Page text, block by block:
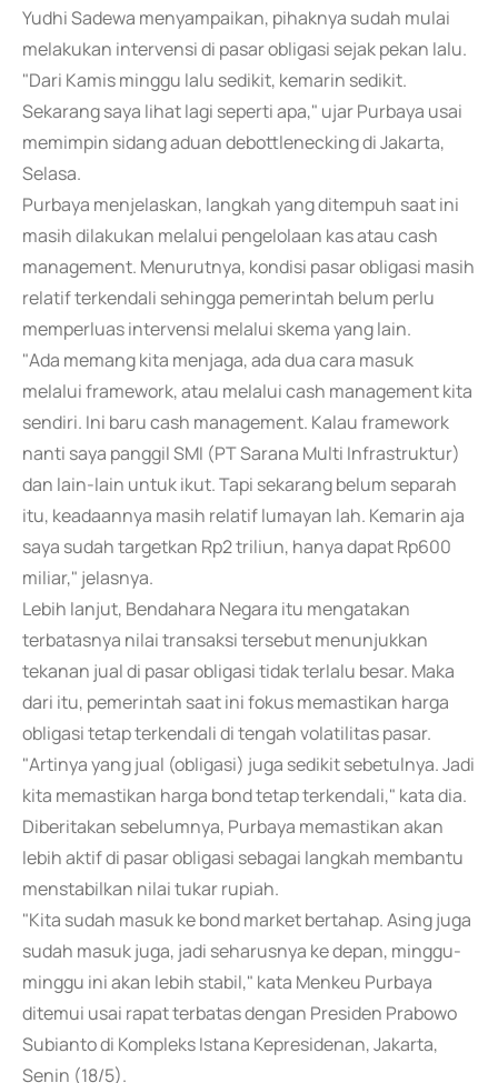
Yudhi Sadewa menyampaikan, pihaknya sudah mulai
melakukan intervensi di pasar obligasi sejak pekan lalu.
"Dari Kamis minggu lalu sedikit, kemarin sedikit.
Sekarang saya lihat lagi seperti apa," ujar Purbaya usai
memimpin sidang aduan debottlenecking di Jakarta,
Selasa.
Purbaya menjelaskan, langkah yang ditempuh saat ini
masih dilakukan melalui pengelolaan kas atau cash
management. Menurutnya, kondisi pasar obligasi masih
relatif terkendali sehingga pemerintah belum perlu
memperluas intervensi melalui skema yang lain.
"Ada memang kita menjaga, ada dua cara masuk
melalui framework, atau melalui cash management kita
sendiri. Ini baru cash management. Kalau framework
nanti saya panggil SMI (PT Sarana Multi Infrastruktur)
dan lain-lain untuk ikut. Tapi sekarang belum separah
itu, keadaannya masih relatif lumayan lah. Kemarin aja
saya sudah targetkan Rp2 triliun, hanya dapat Rp600
miliar," jelasnya.
Lebih lanjut, Bendahara Negara itu mengatakan
terbatasnya nilai transaksi tersebut menunjukkan
tekanan jual di pasar obligasi tidak terlalu besar. Maka
dari itu, pemerintah saat ini fokus memastikan harga
obligasi tetap terkendali di tengah volatilitas pasar.
"Artinya yang jual (obligasi) juga sedikit sebetulnya. Jadi
kita memastikan harga bond tetap terkendali," kata dia.
Diberitakan sebelumnya, Purbaya memastikan akan
lebih aktif di pasar obligasi sebagai langkah membantu
menstabilkan nilai tukar rupiah.
"Kita sudah masuk ke bond market bertahap. Asing juga
sudah masuk juga, jadi seharusnya ke depan, minggu-
minggu ini akan lebih stabil," kata Menkeu Purbaya
ditemui usai rapat terbatas dengan Presiden Prabowo
Subianto di Kompleks Istana Kepresidenan, Jakarta,
Senin (18/5).